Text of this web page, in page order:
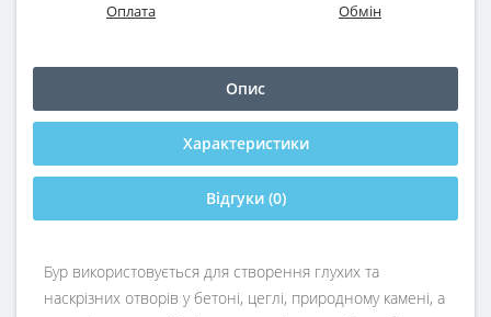
Оплата Обмін
Опис
Характеристики
Відгуки (0)
Бур використовується для створення глухих та
наскрізних отворів у бетоні, цеглі, природному камені, а